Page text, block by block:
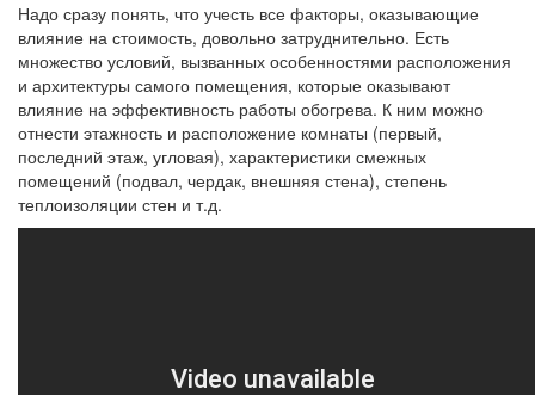
Надо сразу понять, что учесть все факторы, оказывающие
влияние на стоимость, довольно затруднительно. Есть
множество условий, вызванных особенностями расположения
и архитектуры самого помещения, которые оказывают
влияние на эффективность работы обогрева. К ним можно
отнести этажность и расположение комнаты (первый,
последний этаж, угловая), характеристики смежных
помещений (подвал, чердак, внешняя стена), степень
теплоизоляции стен и т.д.